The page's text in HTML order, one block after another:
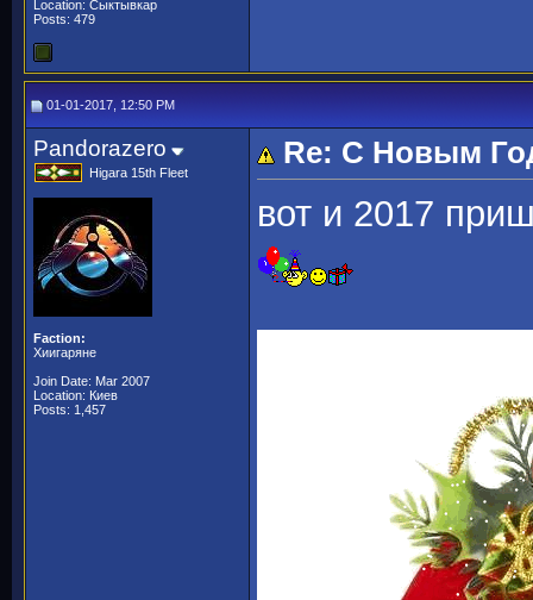
Location: Сыктывкар
Posts: 479
01-01-2017, 12:50 PM
Pandorazero
Higara 15th Fleet
Faction:
Хиигаряне
Join Date: Mar 2007
Location: Киев
Posts: 1,457
Re: С Новым
вот и 2017